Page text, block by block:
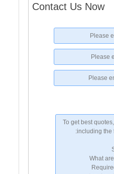
Contact Us Now